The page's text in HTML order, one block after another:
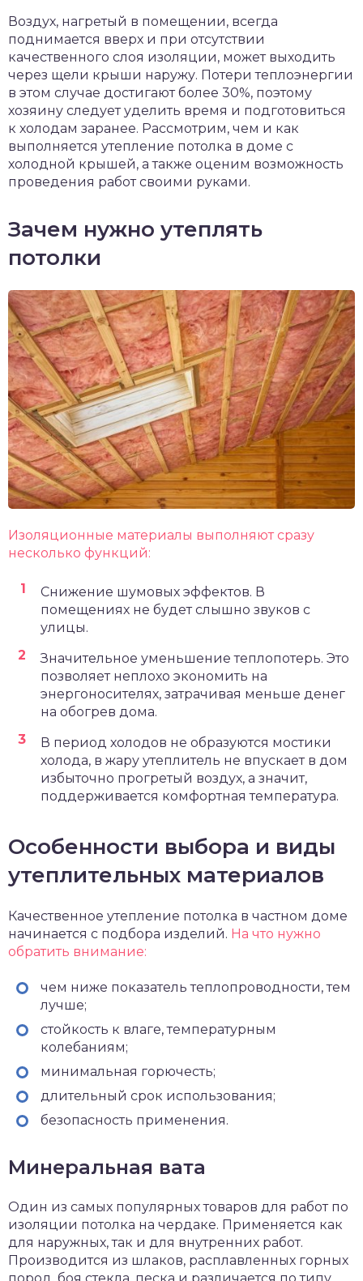
Воздух, нагретый в помещении, всегда
поднимается вверх и при отсутствии
качественного слоя изоляции, может выходить
через щели крыши наружу. Потери теплоэнергии
в этом случае достигают более 30%, поэтому
хозяину следует уделить время и подготовиться
к холодам заранее. Рассмотрим, чем и как
выполняется утепление потолка в доме с
холодной крышей, а также оценим возможность
проведения работ своими руками.
Зачем нужно утеплять
потолки
Изоляционные материалы выполняют сразу
несколько функций:
Снижение шумовых эффектов. В
помещениях не будет слышно звуков с
улицы.
Значительное уменьшение теплопотерь. Это
позволяет неплохо экономить на
энергоносителях, затрачивая меньше денег
на обогрев дома.
В период холодов не образуются мостики
холода, в жару утеплитель не впускает в дом
избыточно прогретый воздух, а значит,
поддерживается комфортная температура.
Особенности выбора и виды
утеплительных материалов
Качественное утепление потолка в частном доме
начинается с подбора изделий. На что нужно
обратить внимание:
чем ниже показатель теплопроводности, тем
лучше;
стойкость к влаге, температурным
колебаниям;
минимальная горючесть;
длительный срок использования;
безопасность применения.
Минеральная вата
Один из самых популярных товаров для работ по
изоляции потолка на чердаке. Применяется как
для наружных, так и для внутренних работ.
Производится из шлаков, расплавленных горных
пород, боя стекла, песка и различается по типу
крыши и кровли
и уход